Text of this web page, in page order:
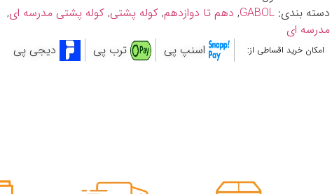
دسته بندی: GABOL
, دهم تا دوازدهم, کوله پشتی, کوله پشتی مدرسه ای,
مدرسه ای
امکان خرید اقساطی از: اسنپ پی ترب پی دیجی پی